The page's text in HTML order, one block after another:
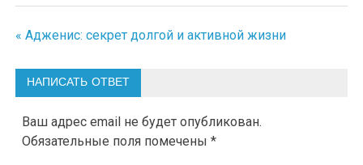
Навигация
по
записям
« Адженис: секрет долгой и активной жизни
НАПИСАТЬ ОТВЕТ
Ваш адрес email не будет опубликован.
Обязательные поля помечены*